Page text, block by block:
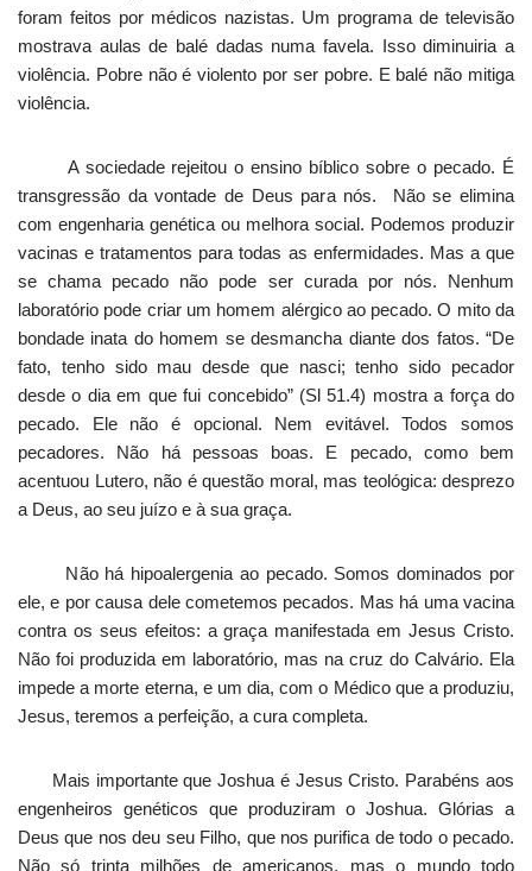
foram feitos por médicos nazistas. Um programa de televisão
mostrava aulas de balé dadas numa favela. Isso diminuiria a
violência. Pobre não é violento por ser pobre. E balé não mitiga
violência.
A sociedade rejeitou o ensino bíblico sobre o pecado. É
transgressão da vontade de Deus para nós. Não se elimina
com engenharia genética ou melhora social. Podemos produzir
vacinas e tratamentos para todas as enfermidades. Mas a que
se chama pecado não pode ser curada por nós. Nenhum
laboratório pode criar um homem alérgico ao pecado. O mito da
bondade inata do homem se desmancha diante dos fatos. “De
fato, tenho sido mau desde que nasci; tenho sido pecador
desde o dia em que fui concebido” (Sl 51.4) mostra a força do
pecado. Ele não é opcional. Nem evitável. Todos somos
pecadores. Não há pessoas boas. E pecado, como bem
acentuou Lutero, não é questão moral, mas teológica: desprezo
a Deus, ao seu juízo e à sua graça.
Não há hipoalergenia ao pecado. Somos dominados por
ele, e por causa dele cometemos pecados. Mas há uma vacina
contra os seus efeitos: a graça manifestada em Jesus Cristo.
Não foi produzida em laboratório, mas na cruz do Calvário. Ela
impede a morte eterna, e um dia, com o Médico que a produziu,
Jesus, teremos a perfeição, a cura completa.
Mais importante que Joshua é Jesus Cristo. Parabéns aos
engenheiros genéticos que produziram o Joshua. Glórias a
Deus que nos deu seu Filho, que nos purifica de todo o pecado.
Não só trinta milhões de americanos, mas o mundo todo